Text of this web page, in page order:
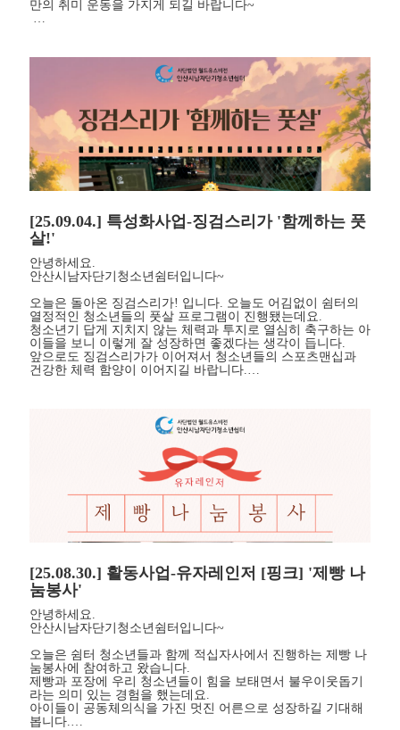
만의 취미 운동을 가지게 되길 바랍니다~
…
[25.09.04.] 특성화사업-징검스리가 '함께하는 풋
살!'
안녕하세요.
안산시남자단기청소년쉼터입니다~
오늘은 돌아온 징검스리가! 입니다. 오늘도 어김없이 쉼터의
열정적인 청소년들의 풋살 프로그램이 진행됐는데요.
청소년기 답게 지치지 않는 체력과 투지로 열심히 축구하는 아
이들을 보니 이렇게 잘 성장하면 좋겠다는 생각이 듭니다.
앞으로도 징검스리가가 이어져서 청소년들의 스포츠맨십과
건강한 체력 함양이 이어지길 바랍니다.…
[25.08.30.] 활동사업-유자레인저 [핑크] '제빵 나
눔봉사'
안녕하세요.
안산시남자단기청소년쉼터입니다~
오늘은 쉼터 청소년들과 함께 적십자사에서 진행하는 제빵 나
눔봉사에 참여하고 왔습니다.
제빵과 포장에 우리 청소년들이 힘을 보태면서 불우이웃돕기
라는 의미 있는 경험을 했는데요.
아이들이 공동체의식을 가진 멋진 어른으로 성장하길 기대해
봅니다.…